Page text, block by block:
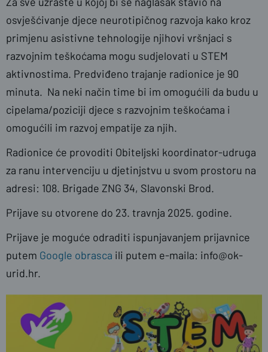
osvješćivanje djece neurotipičnog razvoja kako kroz
primjenu asistivne tehnologije njihovi vršnjaci s
razvojnim teškoćama mogu sudjelovati u STEM
aktivnostima. Predviđeno trajanje radionice je 90
minuta. Na neki način time bi im omogućili da budu u
cipelama/poziciji djece s razvojnim teškoćama i
omogućili im razvoj empatije za njih.
Radionice će provoditi Obiteljski koordinator-udruga
za ranu intervenciju u djetinjstvu u svom prostoru na
adresi: 108. Brigade ZNG 34, Slavonski Brod.
Prijave su otvorene do 23. travnja 2025. godine.
Prijave je moguće odraditi ispunjavanjem prijavnice
putem Google obrasca ili putem e-maila: info@ok-
urid.hr.